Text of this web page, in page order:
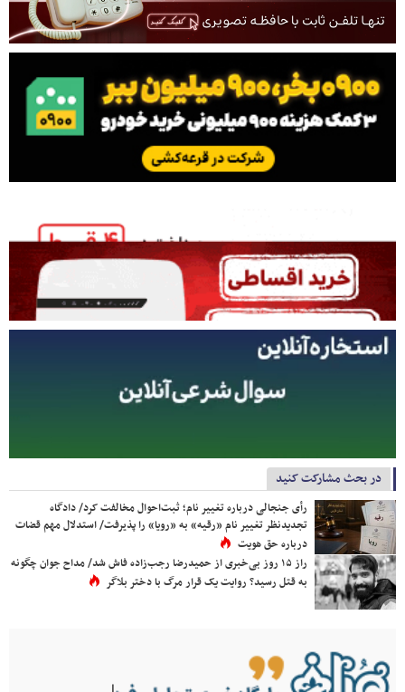
در بحث مشارکت کنید
رأی جنجالی درباره تغییر نام؛ ثبت‌احوال مخالفت کرد/ دادگاه
تجدیدنظر تغییر نام «رقیه» به «رویا» را پذیرفت/ استدلال مهم قضات
درباره حق هویت
راز ۱۵ روز بی‌خبری از حمیدرضا رجب‌زاده فاش شد/ مداح جوان چگونه
به قتل رسید؟ روایت یک قرار مرگ با دختر بلاگر